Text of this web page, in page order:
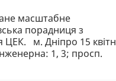
масштабне
порадниця з
ЦЕК. м. Дніпро 15
1, 3; просп.